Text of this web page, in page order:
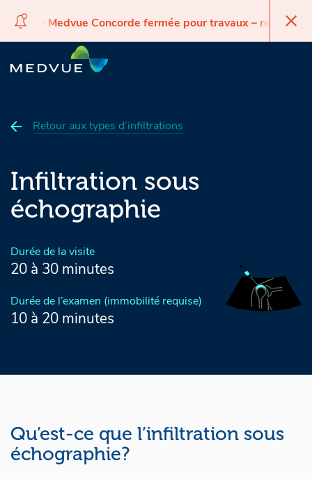
au
contenu
au
pied
Medvue Concorde fermée pour travaux –
Retour aux types d’infiltrations
Infiltration sous
échographie
Durée de la visite
20 à 30 minutes
Durée de l’examen (immobilité requise)
10 à 20 minutes
Qu’est-ce que l’infiltration sous
échographie?